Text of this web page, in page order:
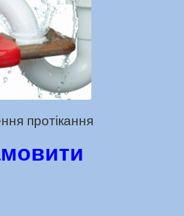
протікання